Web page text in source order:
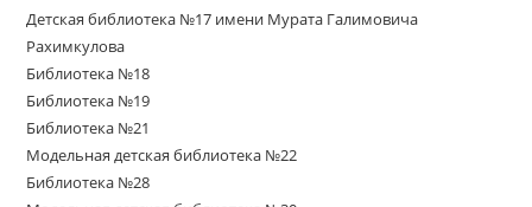
Детская библиотека №17 имени Мурата Галимовича
Рахимкулова
Библиотека №18
Библиотека №19
Библиотека №21
Модельная детская библиотека №22
Библиотека №28